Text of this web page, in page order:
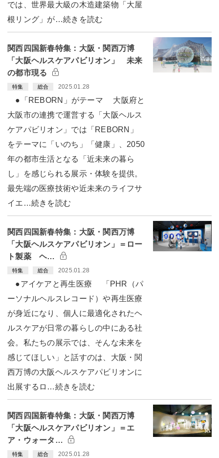
では、世界最大級の木造建築物「大屋
根リング」が…続きを読む
関西四国新春特集：大阪・関西万博
「大阪ヘルスケアパビリオン」 未来
の都市現る
特集 総合 2025.01.28
●「REBORN」がテーマ 大阪府と
大阪市の連携で運営する「大阪ヘルス
ケアパビリオン」では「REBORN」
をテーマに「いのち」「健康」、2050
年の都市生活となる「近未来の暮ら
し」を感じられる展示・体験を提供。
最先端の医療技術や近未来のライフサ
イエ…続きを読む
関西四国新春特集：大阪・関西万博
「大阪ヘルスケアパビリオン」＝ロー
ト製薬 ヘ…
特集 総合 2025.01.28
●アイケアと再生医療 「PHR（パ
ーソナルヘルスレコード）や再生医療
が身近になり、個人に最適化されたヘ
ルスケアが日常の暮らしの中にある社
会。私たちの展示では、そんな未来を
感じてほしい」と話すのは、大阪・関
西万博の大阪ヘルスケアパビリオンに
出展するロ…続きを読む
関西四国新春特集：大阪・関西万博
「大阪ヘルスケアパビリオン」＝エ
ア・ウォータ…
特集 総合 2025.01.28